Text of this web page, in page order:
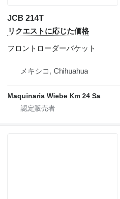
JCB 214T
リクエストに応じた価格
フロントローダーバケット
メキシコ, Chihuahua
Maquinaria Wiebe Km 24 Sa